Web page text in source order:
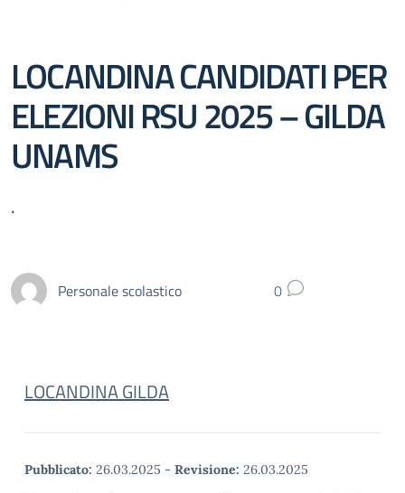
LOCANDINA CANDIDATI PER
ELEZIONI RSU 2025 – GILDA
UNAMS
.
Personale scolastico 0
LOCANDINA GILDA
Pubblicato: 26.03.2025 - Revisione: 26.03.2025